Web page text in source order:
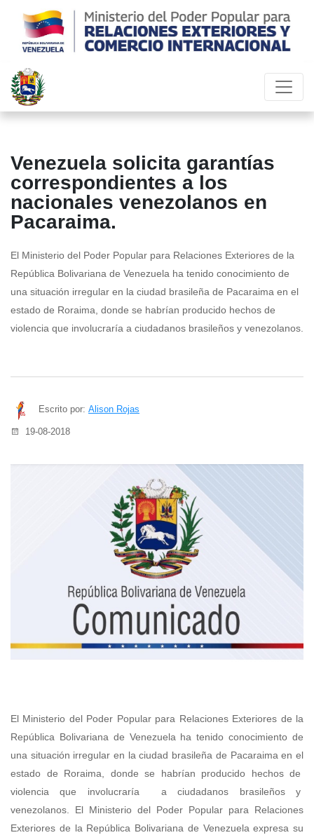
Venezuela solicita garantías
correspondientes a los
nacionales venezolanos en
Pacaraima.
El Ministerio del Poder Popular para Relaciones Exteriores de la
República Bolivariana de Venezuela ha tenido conocimiento de
una situación irregular en la ciudad brasileña de Pacaraima en el
estado de Roraima, donde se habrían producido hechos de
violencia que involucraría a ciudadanos brasileños y venezolanos.
Escrito por: Alison Rojas
19-08-2018
El Ministerio del Poder Popular para Relaciones Exteriores de la
República Bolivariana de Venezuela ha tenido conocimiento de
una situación irregular en la ciudad brasileña de Pacaraima en el
estado de Roraima, donde se habrían producido hechos de
violencia que involucraría a ciudadanos brasileños y
venezolanos.
El Ministerio del Poder Popular para Relaciones
Exteriores de la República Bolivariana de Venezuela expresa su